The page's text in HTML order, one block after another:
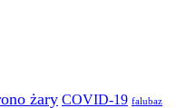
żary COVID-19 falubaz